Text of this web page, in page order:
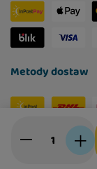
Metody dostaw
Social media